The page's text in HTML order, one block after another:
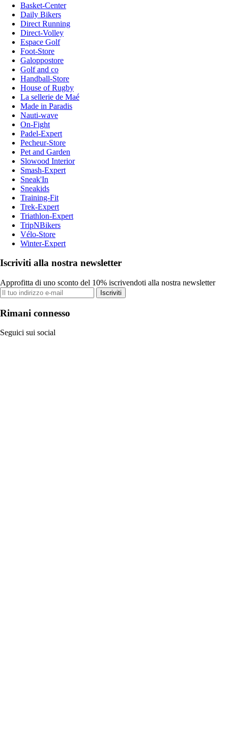
Basket-Center
Daily Bikers
Direct Running
Direct-Volley
Espace Golf
Foot-Store
Galoppostore
Golf and co
Handball-Store
House of Rugby
La sellerie de Maé
Made in Paradis
Nauti-wave
On-Fight
Padel-Expert
Pecheur-Store
Pet and Garden
Slowood Interior
Smash-Expert
Sneak'In
Sneakids
Training-Fit
Trek-Expert
Triathlon-Expert
TripNBikers
Vélo-Store
Winter-Expert
Iscriviti alla nostra newsletter
Approfitta di uno sconto del 10% iscrivendoti alla nostra newsletter
Iscriviti
Rimani connesso
Seguici sui social